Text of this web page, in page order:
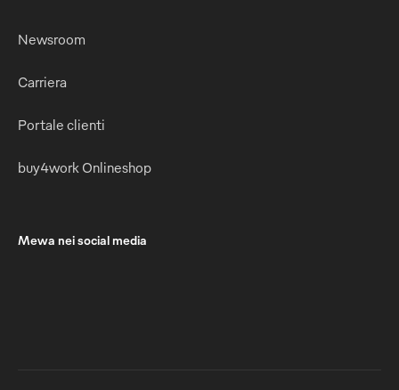
Newsroom
Carriera
Portale clienti
buy4work Onlineshop
Mewa nei social media